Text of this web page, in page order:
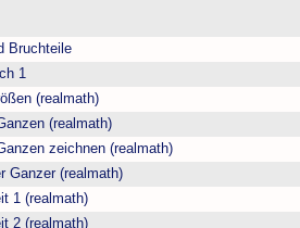
Bruchteile
1
(realmath)
(realmath)
zeichnen (realmath)
Ganzer (realmath)
1 (realmath)
2 (realmath)